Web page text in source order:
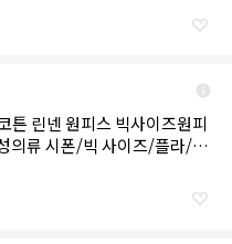
튼 린넨 원피스 빅사이즈원피
의류 시폰/빅 사이즈/플라/쾌